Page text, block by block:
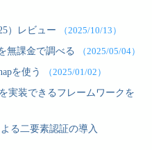
）レビュー （2025/10/13）
無課金で調べる （2025/05/04）
を使う （2025/01/02）
実装できるフレームワークを
る二要素認証の導入